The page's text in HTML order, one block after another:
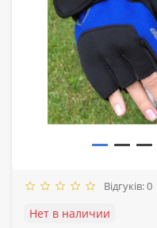
Відгуків: 0
Нет в наличии